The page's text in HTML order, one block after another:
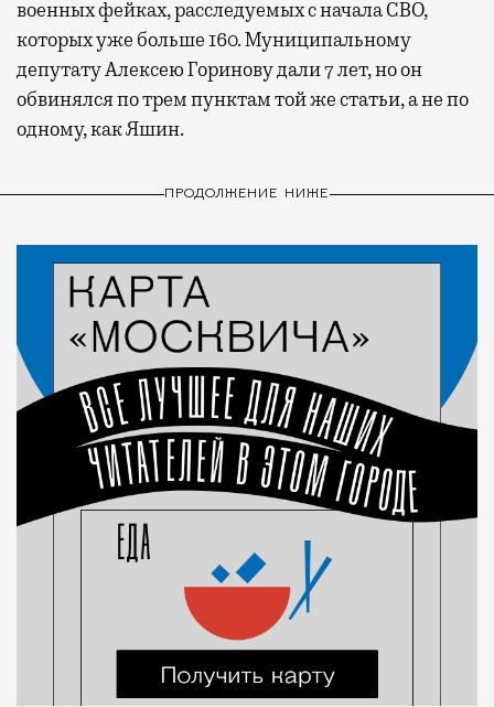
военных фейках, расследуемых с начала СВО,
которых уже больше 160. Муниципальному
депутату Алексею Горинову дали 7 лет, но он
обвинялся по трем пунктам той же статьи, а не по
одному, как Яшин.
ПРОДОЛЖЕНИЕ НИЖЕ